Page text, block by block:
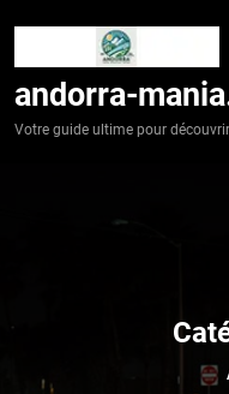
andorra-
Votre guide ultime pour